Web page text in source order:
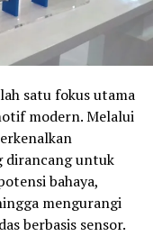
Kendaraan
Kontraknya di
satu fokus utama
modern. Melalui
dirancang untuk
bahaya,
mengurangi
berbasis sensor.